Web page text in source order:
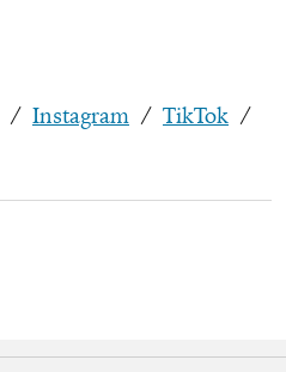
/ Instagram / TikTok /